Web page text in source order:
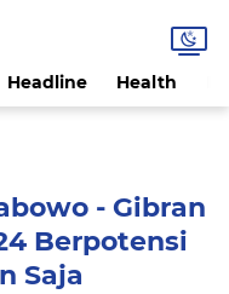
Headline Health
- Gibran
Berpotensi
Saja